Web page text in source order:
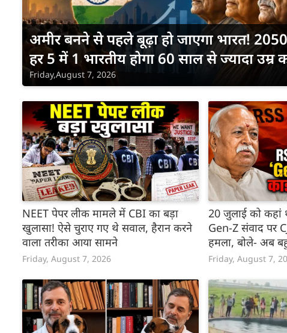
अमीर बनने से पहले बूढ़ा हो जाएगा भारत!
हर 5 में 1 भारतीय होगा 60 साल से ज्यादा उम्र
Friday,August 7, 2026
NEET पेपर लीक मामले में CBI का बड़ा
खुलासा! ऐसे चुराए गए थे सवाल, हैरान करने
वाला तरीका आया सामने
Friday, August 7, 2026
20 जुलाई को कहां
Gen-Z संवाद पर
हमला, बोले- अब
Friday, August 7,